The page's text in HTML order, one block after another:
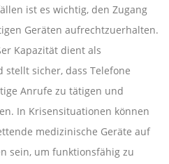
ist es wichtig, den Zugang
Geräten aufrechtzuerhalten.
Kapazität dient als
stellt sicher, dass Telefone
Anrufe zu tätigen und
In Krisensituationen können
medizinische Geräte auf
sein, um funktionsfähig zu